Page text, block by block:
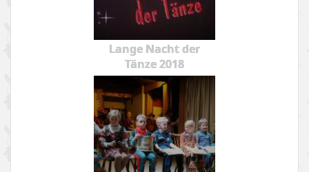
Lange Nacht der
Tänze 2018